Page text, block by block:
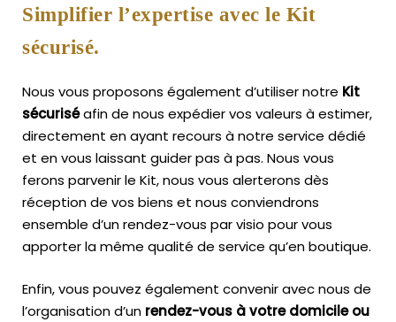
Simplifier l’expertise avec le Kit
sécurisé.
Nous vous proposons également d’utiliser notre Kit
sécuriséafin de nous expédier vos valeurs à estimer,
directement en ayant recours à notre service dédié
et en vous laissant guider pas à pas. Nous vous
ferons parvenir le Kit, nous vous alerterons dès
réception de vos biens et nous conviendrons
ensemble d’un rendez-vous par visio pour vous
apporter la même qualité de service qu’en boutique.
Enfin, vous pouvez également convenir avec nous de
l’organisation d’un rendez-vous à votre domicile ou